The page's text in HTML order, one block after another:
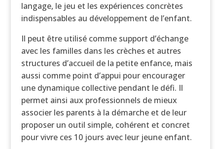
langage, le jeu et les expériences concrètes
indispensables au développement de l’enfant.
Il peut être utilisé comme support d’échange
avec les familles dans les crèches et autres
structures d’accueil de la petite enfance, mais
aussi comme point d’appui pour encourager
une dynamique collective pendant le défi. Il
permet ainsi aux professionnels de mieux
associer les parents à la démarche et de leur
proposer un outil simple, cohérent et concret
pour vivre ces 10 jours avec leur jeune enfant.